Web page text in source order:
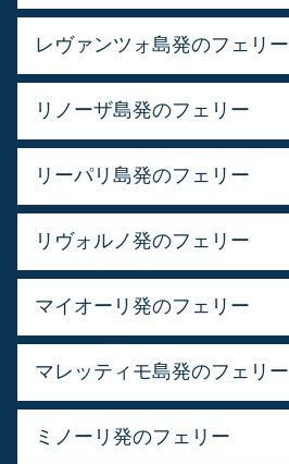
レヴァンツォ島発のフェリー
リノーザ島発のフェリー
リーパリ島発のフェリー
リヴォルノ発のフェリー
マイオーリ発のフェリー
マレッティモ島発のフェリー
ミノーリ発のフェリー